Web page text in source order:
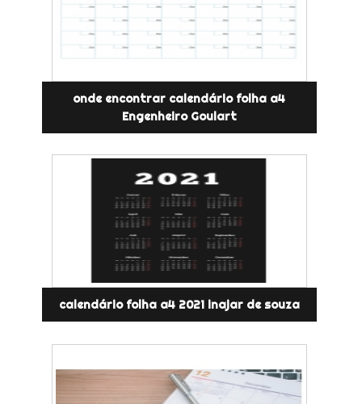
onde encontrar calendário folha a4
Engenheiro Goulart
calendário folha a4 2021 inajar de souza